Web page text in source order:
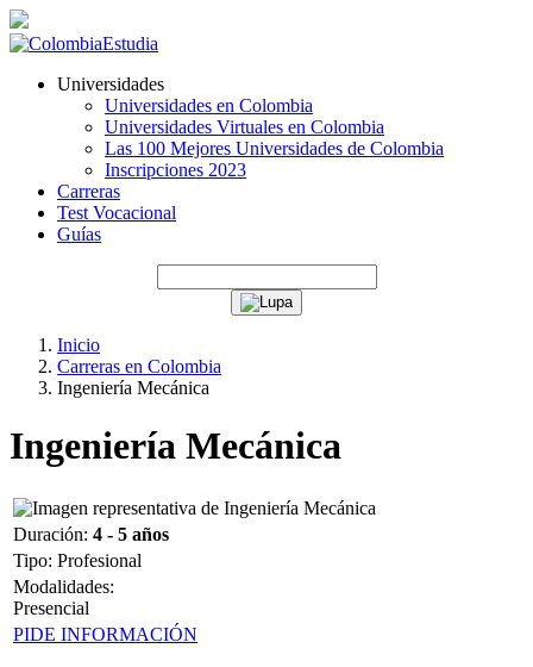
Universidades
Universidades en Colombia
Universidades Virtuales en Colombia
Las 100 Mejores Universidades de Colombia
Inscripciones 2023
Carreras
Test Vocacional
Guías
Inicio
Carreras en Colombia
Ingeniería Mecánica
Ingeniería Mecánica
Duración: 4 - 5 años
Tipo: Profesional
Modalidades:
Presencial
PIDE INFORMACIÓN